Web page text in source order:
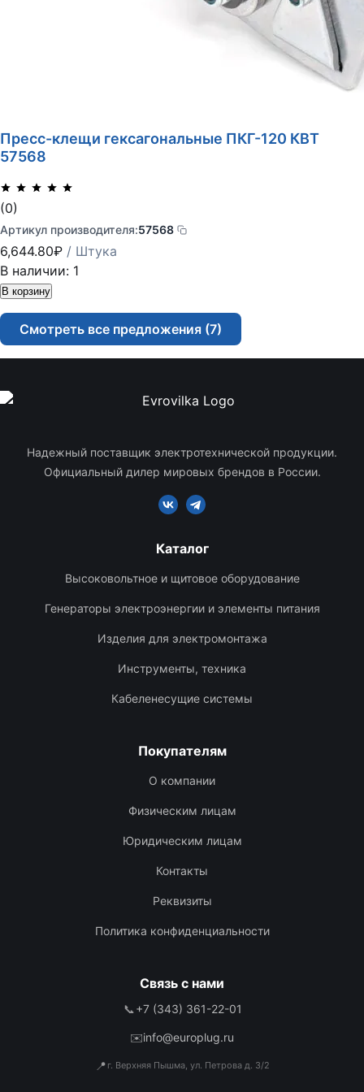
Пресс-клещи гексагональные ПКГ-120 КВТ
57568
(0)
Артикул производителя:57568
6,644.80₽ / Штука
В наличии: 1
Количество
товара
Пресс-
клещи
ПКГ-120
КВТ
В корзину
Смотреть все предложения (7)
Надежный поставщик электротехнической продукции.
Официальный дилер мировых брендов в России.
Каталог
Высоковольтное и щитовое оборудование
Генераторы электроэнергии и элементы питания
Изделия для электромонтажа
Инструменты, техника
Кабеленесущие системы
Покупателям
О компании
Физическим лицам
Юридическим лицам
Контакты
Реквизиты
Политика конфиденциальности
Связь с нами
📞+7 (343) 361-22-01
✉️info@europlug.ru
📍 г. Верхняя Пышма, ул. Петрова д. 3/2